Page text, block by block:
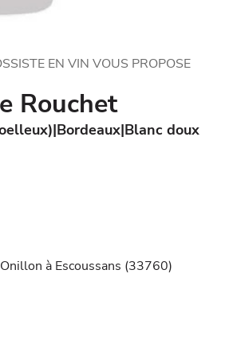
EN VIN VOUS PROPOSE
Rouchet
Bordeaux Blanc doux
à Escoussans (33760)